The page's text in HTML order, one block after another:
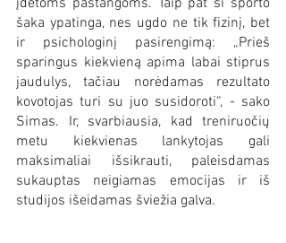
įdėtoms pastangoms. Taip pat ši sporto
šaka ypatinga, nes ugdo ne tik fizinį, bet
ir psichologinį pasirengimą: „Prieš
sparingus kiekvieną apima labai stiprus
jaudulys, tačiau norėdamas rezultato
kovotojas turi su juo susidoroti“, - sako
Simas. Ir, svarbiausia, kad treniruočių
metu kiekvienas lankytojas gali
maksimaliai išsikrauti, paleisdamas
sukauptas neigiamas emocijas ir iš
studijos išeidamas šviežia galva.